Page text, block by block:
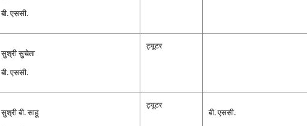
बी. एससी.
सुश्री सुचेता
बी. एससी.
ट्यूटर
सुश्री बी. साहू
ट्यूटर
बी. एससी.